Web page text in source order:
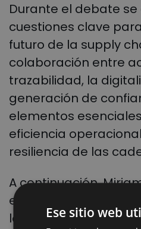
Durante el debate
cuestiones clave
futuro de la supply
colaboración entre
trazabilidad, la
generación de
elementos
eficiencia
resiliencia de las
A continuación,
en primicia el nuevo
logísticaEse sitio web